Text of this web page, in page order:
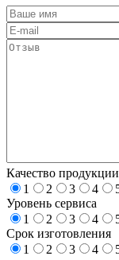
Качество продукции
1
2 3 4
Уровень сервиса
1
2 3 4
Срок изготовления
1
2 3 4